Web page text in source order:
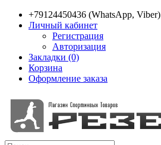
+79124450436 (WhatsApp, Viber)
Личный кабинет
Регистрация
Авторизация
Закладки (0)
Корзина
Оформление заказа